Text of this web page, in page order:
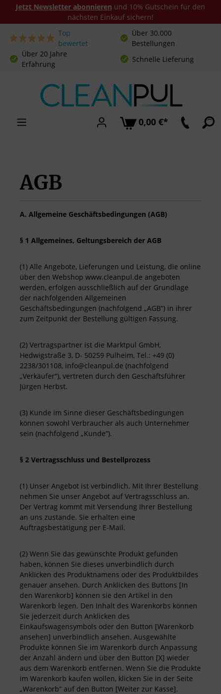
Zum Hauptinhalt springen
Top
bewertet
Über 30.000
Bestellungen
Über 20 Jahre
Erfahrung
Schnelle Lieferung
0,00 €*
AGB
A. Allgemeine Geschäftsbedingungen (AGB)
§ 1 Allgemeines, Geltungsbereich der AGB
(1) Alle Angebote, Lieferungen und Leistung, die online
über den Webshop www.cleanpul.de angeboten
werden, erfolgen ausschließlich auf der Grundlage
der nachfolgenden Allgemeinen
Geschäftsbedingungen (nachfolgend „AGB“) in ihrer
zum Zeitpunkt der Bestellung gültigen Fassung.
(2) Vertragspartner ist die Marktpul GmbH,
Hedwigstraße 3, D- 50259 Pulheim, Tel.: +49 (0)
2238/301108, info@cleanpul.de (nachfolgend
„Verkäufer“), vertreten durch den Geschäftsführer
Jürgen Herbst.
(3) Kunde im Sinne dieser Geschäftsbedingungen
können sowohl Verbraucher als auch Unternehmer
sein (nachfolgend „Kunde“).
§ 2 Vertragsschluss und Bestellprozess
(1) Unser Angebot ist verbindlich. Mit Ihrer Bestellung
nehmen Sie unser Angebot auf Vertragsschluss an.
Der Vertrag kommt mit Versendung Ihrer Bestellung
an uns zustande. Sie erhalten eine
Auftragsbestätigung per E-Mail.
(2) Wenn Sie das gewünschte Produkt gefunden
haben, können Sie dieses unverbindlich durch
Anklicken des Produktnamens oder des Produktbildes
genauer ansehen. Durch Anklicken des Buttons [In
den Warenkorb] können sie den Artikel in den
Warenkorb legen. Den Inhalt des Warenkorbs können
Sie jederzeit durch Anklicken des
Einkaufswagensymbols oder den Button [Warenkorb
ansehen] unverbindlich ansehen. Ausgewählte
Produkte können Sie im Warenkorb durch Anpassung
der Anzahl ändern und über den Button [X] wieder
aus dem Warenkorb entfernen. Wenn Sie die Produkte
im Warenkorb kaufen wollen, klicken Sie in der Seite
„Warenkorb“ auf den Button [Weiter zur Kasse].
Jetzt Newsletter abonnieren und 10% Gutschein für den
nächsten Einkauf sichern!